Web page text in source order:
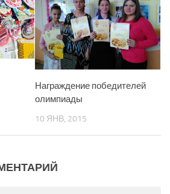
Награждение победителей
олимпиады
10 ЯНВ, 2015